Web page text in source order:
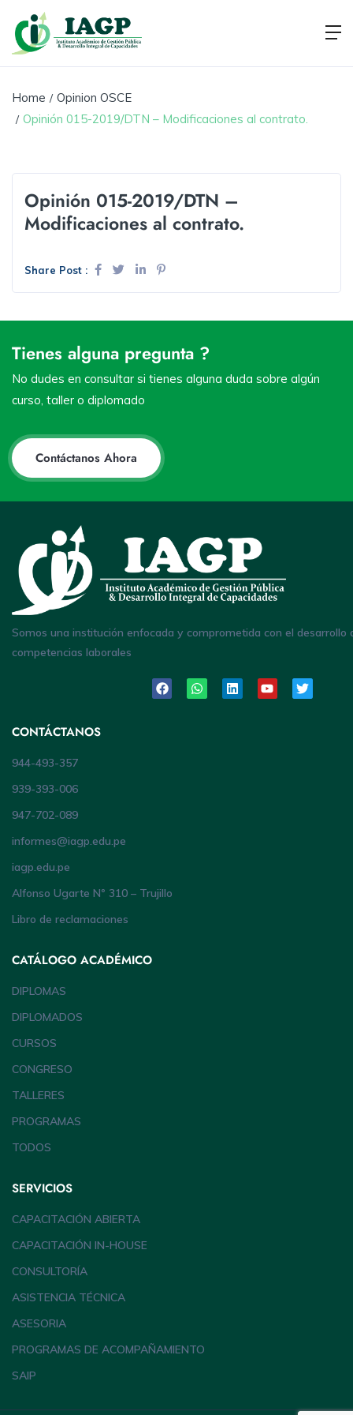
Home
Opinion OSCE
Opinión 015-2019/DTN – Modificaciones al contrato.
Opinión 015-2019/DTN –
Modificaciones al contrato.
Share Post :
Tienes alguna pregunta ?
No dudes en consultar si tienes alguna duda sobre algún
curso, taller o diplomado
Contáctanos Ahora
Somos una institución enfocada y comprometida con el desarrollo
competencias laborales
CONTÁCTANOS
944-493-357
939-393-006
947-702-089
informes@iagp.edu.pe
iagp.edu.pe
Alfonso Ugarte Nº 310 – Trujillo
Libro de reclamaciones
CATÁLOGO ACADÉMICO
DIPLOMAS
DIPLOMADOS
CURSOS
CONGRESO
TALLERES
PROGRAMAS
TODOS
SERVICIOS
CAPACITACIÓN ABIERTA
CAPACITACIÓN IN-HOUSE
CONSULTORÍA
ASISTENCIA TÉCNICA
ASESORIA
PROGRAMAS DE ACOMPAÑAMIENTO
SAIP